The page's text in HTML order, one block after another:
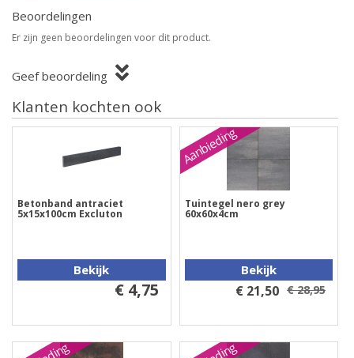
Beoordelingen
Er zijn geen beoordelingen voor dit product.
Geef beoordeling
Klanten kochten ook
Betonband antraciet
5x15x100cm Excluton
Bekijk
€ 4,75
Aanbieding
Tuintegel nero grey
60x60x4cm
Bekijk
€ 21,50 € 28,95